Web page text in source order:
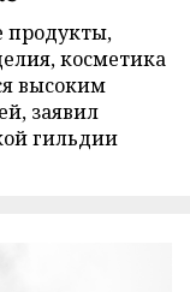
продукты,
косметика
высоким
заявил
гильдии